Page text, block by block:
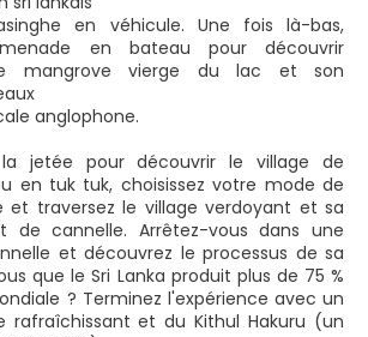
en véhicule. Une fois là-bas,
en bateau pour découvrir
mangrove vierge du lac et son
anglophone.
jetée pour découvrir le village de
en tuk tuk, choisissez votre mode de
et traversez le village verdoyant et sa
cannelle. Arrêtez-vous dans une
et découvrez le processus de sa
que le Sri Lanka produit plus de 75 %
? Terminez l'expérience avec un
rafraîchissant et du Kithul Hakuru (un